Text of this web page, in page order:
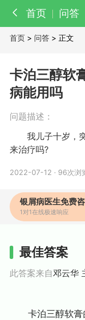
首页 问答
首页 > 问答 > 正文
卡泊三醇软
病能用吗
问题描述：
我儿子十岁，突
来治疗吗?
2022-07-12 · 96次浏
银屑病医生免费
1对1在线极速响应
最佳答案
此答案来自邓云华
卡泊三醇软膏